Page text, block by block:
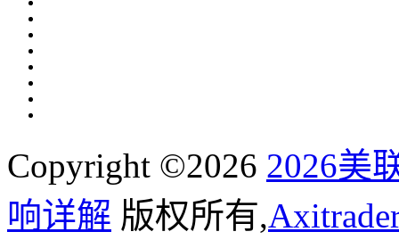
Copyright ©2026 2026美
响详解 版权所有,